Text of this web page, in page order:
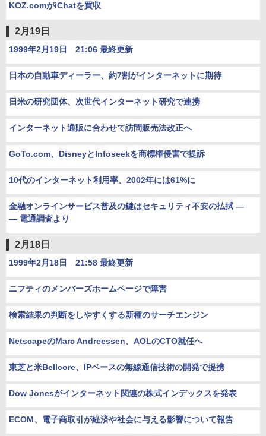
KOZ.comがiChatを買収
2月19日
1999年2月19日 21:06 最終更新
日本の自動車ディーラー、約7割がインターネットに期待
日米の研究団体、次世代インターネット研究で連携
インターネット通販に合わせて訪問販売法改正へ
GoTo.com、DisneyとInfoseekを商標権侵害で提訴
10代のインターネット利用率、2002年には61%に
金融オンラインサービス普及の鍵はセキュリティ不安の払拭 ―
― 電通調査より
2月18日
1999年2月18日 21:58 最終更新
ニフティのメンバーズホームページで障害
検索結果の判断をしやすくする新種のサーチエンジン
NetscapeのMarc Andreessen、AOLのCTO就任へ
東芝と米Bellcore、IPベースの無線通信技術の開発で提携
Dow Jonesがインターネット関連の株式インデックスを発表
ECOM、電子商取引が経済や社会に与える影響について報告